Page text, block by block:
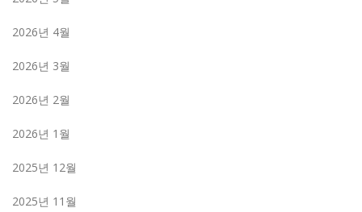
2026년 4월
2026년 3월
2026년 2월
2026년 1월
2025년 12월
2025년 11월